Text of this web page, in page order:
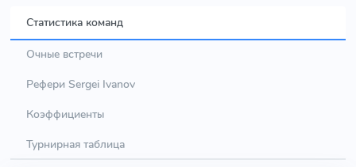
Статистика команд
Очные встречи
Рефери Sergei Ivanov
Коэффициенты
Турнирная таблица